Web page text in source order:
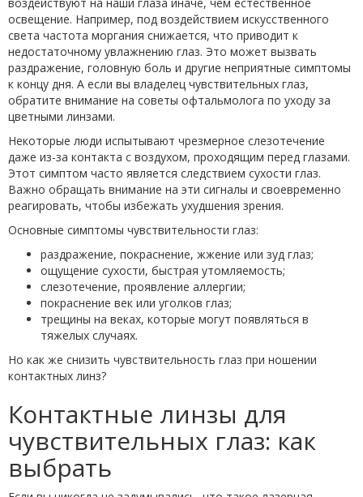
освещение. Например, под воздействием искусственного
света частота моргания снижается, что приводит к
недостаточному увлажнению глаз. Это может вызвать
раздражение, головную боль и другие неприятные симптомы
к концу дня. А если вы владелец чувствительных глаз,
обратите внимание на советы офтальмолога по уходу за
цветными линзами.
Некоторые люди испытывают чрезмерное слезотечение
даже из-за контакта с воздухом, проходящим перед глазами.
Этот симптом часто является следствием сухости глаз.
Важно обращать внимание на эти сигналы и своевременно
реагировать, чтобы избежать ухудшения зрения.
Основные симптомы чувствительности глаз:
раздражение, покраснение, жжение или зуд глаз;
ощущение сухости, быстрая утомляемость;
слезотечение, проявление аллергии;
покраснение век или уголков глаз;
трещины на веках, которые могут появляться в
тяжелых случаях.
Но как же снизить чувствительность глаз при ношении
контактных линз?
Контактные линзы для
чувствительных глаз: как
выбрать